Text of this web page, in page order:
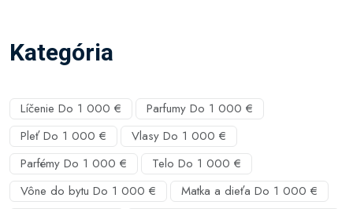
Kategória
Líčenie Do 1 000 €
Parfumy Do 1 000 €
Pleť Do 1 000 €
Vlasy Do 1 000 €
Parfémy Do 1 000 €
Telo Do 1 000 €
Vône do bytu Do 1 000 €
Matka a dieťa Do 1 000 €